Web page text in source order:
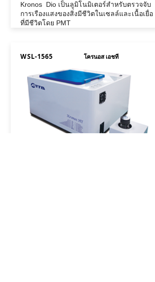
Kronos Dio เป็นลูมิโนมิเตอร์สำหรับตรวจจับ
การเรืองแสงของสิ่งมีชีวิตในเซลล์และเนื้อเยื่อ
ที่มีชีวิตโดย PMT
WSL-1565 โครนอส เอชที